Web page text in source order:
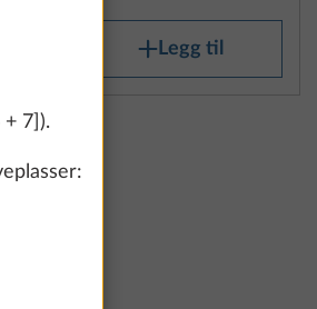
Legg til
7]).